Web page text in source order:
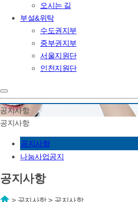
오시는 길
부설&위탁
수도권지부
중부권지부
서울지원단
인천지원단
공지사항
공지사항
공지사항
나눔사업공지
공지사항